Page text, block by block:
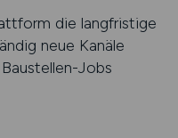
die langfristige
neue Kanäle
Jobs